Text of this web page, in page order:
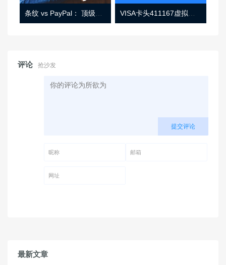
条纹 vs PayPal： 顶级功能， 定价 （和更多！ VISA卡头411167虚拟卡基础信息
评论 抢沙发
提交评论
最新文章